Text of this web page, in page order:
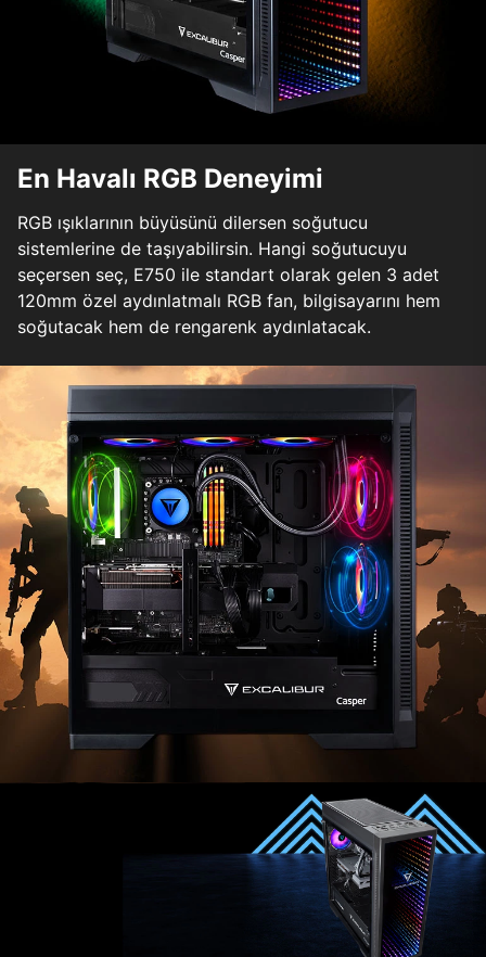
En Havalı RGB Deneyimi
RGB ışıklarının büyüsünü dilersen soğutucu
sistemlerine de taşıyabilirsin. Hangi soğutucuyu
seçersen seç, E750 ile standart olarak gelen 3 adet
120mm özel aydınlatmalı RGB fan, bilgisayarını hem
soğutacak hem de rengarenk aydınlatacak.